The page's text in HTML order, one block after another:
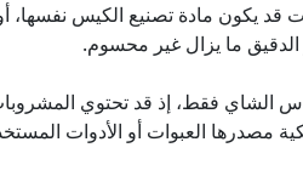
يكون مادة تصنيع الكيس نفسها،
الدقيق ما يزال غير محسوم.
الشاي فقط، إذ قد تحتوي
مصدرها العبوات أو الأدوات